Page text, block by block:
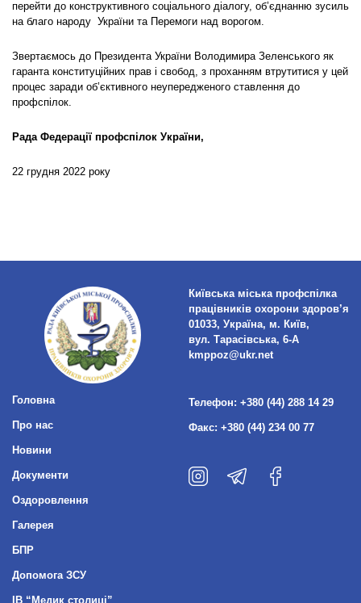
перейти до конструктивного соціального діалогу, об’єднанню зусиль
на благо народу України та Перемоги над ворогом.
Звертаємось до Президента України Володимира Зеленського як
гаранта конституційних прав і свобод, з проханням втрутитися у цей
процес заради об’єктивного неупередженого ставлення до
профспілок.
Рада Федерації профспілок України,
22 грудня 2022 року
Головна
Про нас
Новини
Документи
Оздоровлення
Галерея
БПР
Допомога ЗСУ
Київська міська профспілка
працівників охорони здоров’я
01033, Україна, м. Київ,
вул. Тарасівська, 6-А
kmppoz@ukr.net
Телефон: +380 (44) 288 14 29
Факс: +380 (44) 234 00 77